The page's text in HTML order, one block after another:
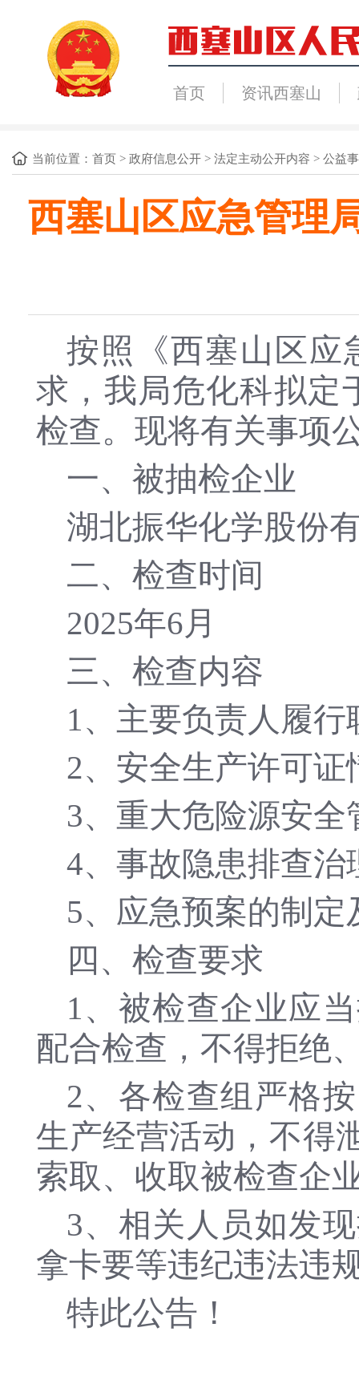
首页 资讯西塞山
当前位置： 首页 > 政府信息公开 > 法定主动公开内容 > 公益
西塞山区应急管理
按照《西塞山区应
求，我局危化科拟定
检查。现将有关事项
一、被抽检企业
湖北振华化学股份
二、检查时间
2025年6月
三、检查内容
1、主要负责人履行
2、安全生产许可证
3、重大危险源安全
4、事故隐患排查治
5、应急预案的制定
四、检查要求
1、被检查企业应
配合检查，不得拒绝
2、各检查组严格
生产经营活动，不得
索取、收取被检查企
3、相关人员如发
拿卡要等违纪违法违
特此公告！